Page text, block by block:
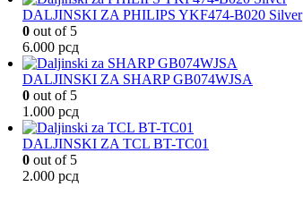
DALJINSKI ZA PHILIPS YKF474-B020 Silver
0 out of 5
6.000 рсд
DALJINSKI ZA SHARP GB074WJSA
0 out of 5
1.000 рсд
DALJINSKI ZA TCL BT-TC01
0 out of 5
2.000 рсд